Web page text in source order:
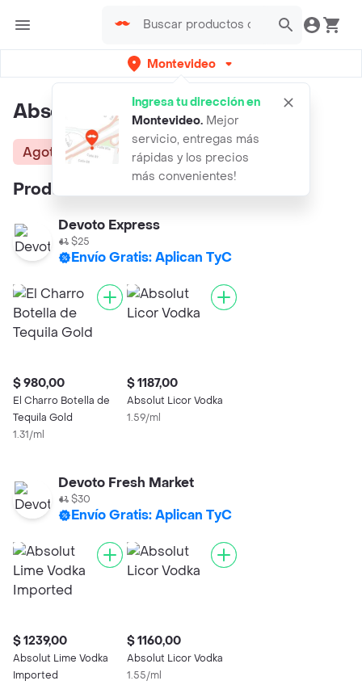
Montevideo
Ingresa tu dirección en
Montevideo. Mejor
servicio, entregas más
rápidas y los precios
más convenientes!
Absolut Vodka Petaca
Agotado
Productos similares:
Devoto Express
$25
Envío Gratis: Aplican TyC
$ 980,00
El Charro Botella de
Tequila Gold
1.31/ml
$ 1187,00
Absolut Licor Vodka
1.59/ml
Devoto Fresh Market
$30
Envío Gratis: Aplican TyC
$ 1239,00
Absolut Lime Vodka
Imported
$ 1160,00
Absolut Licor Vodka
1.55/ml